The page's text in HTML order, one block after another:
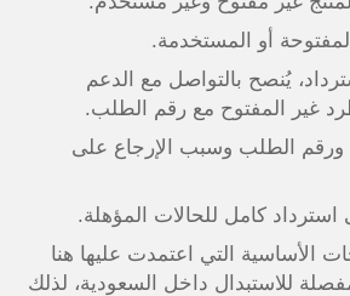
أو المستخدمة.
يُنصح بالتواصل مع الدعم
غير المفتوح مع رقم الطلب.
ورقم الطلب وسبب الإرجاع على
كامل للحالات المؤهلة.
الأساسية التي اعتمدت عليها هنا
للاستبدال داخل السعودية، لذلك